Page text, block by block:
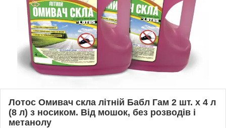
Лотос Омивач скла літній Бабл Гам 2 шт. х 4 л
(8 л) з носиком. Від мошок, без розводів і
метанолу